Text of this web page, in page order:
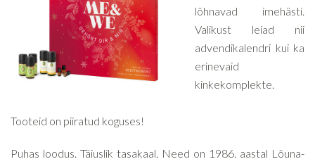
lõhnavad imehästi.
Valikust leiad nii
advendikalendri kui ka
erinevaid
kinkekomplekte.
Tooteid on piiratud koguses!
Puhas loodus. Täiuslik tasakaal. Need on 1986. aastal Lõuna-